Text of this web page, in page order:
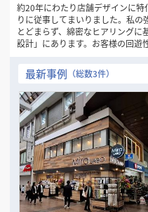
【関連事業】
注文住宅、アパート・収益建築、
サードまで含めた計画にも対応で
■ ご相談からお引き渡しまでの流れ
1. 無料相談
お電話・フォーム・オンラインで
2. 現地調査・物件確認
ご契約前の物件でも、内覧に同
す。
3. プラン・お見積りのご提示
内訳を明示したお見積りとあわ
約20年にわたり店舗デザインに
りに従事してまいりました。私
とどまらず、綿密なヒアリング
設計」にあります。お客様の回遊
してきました。また、プロジェ
した経験も豊富です。クライアン
丁寧な説明、スケジュール管理
クト全体を円滑に進行するマネジ
とのスムーズな連携を図りなが
開発を牽引いたします。
最新事例 （総数3件）